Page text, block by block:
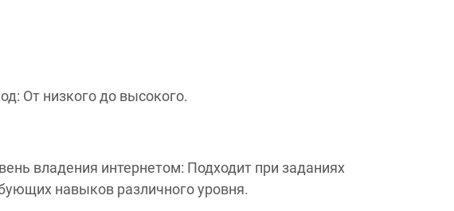
От низкого до высокого.
владения интернетом: Подходит при заданиях
навыков различного уровня.